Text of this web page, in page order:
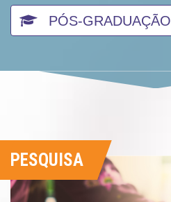
PÓS-GRADUAÇÃO
Selecione o Curso
PESQUISA